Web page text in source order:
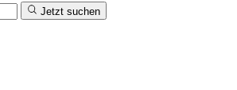
Jetzt suchen